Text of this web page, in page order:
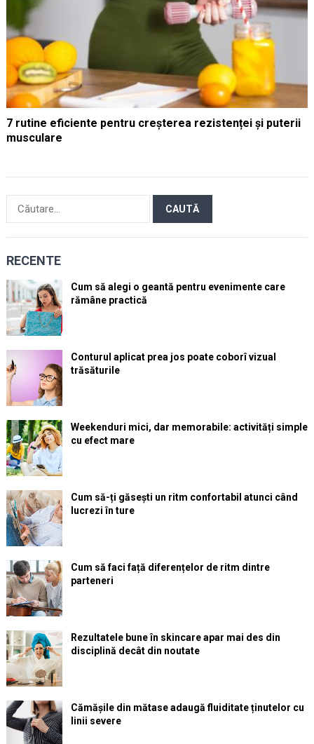
7 rutine eficiente pentru creșterea rezistenței și puterii
musculare
după:
RECENTE
Cum să alegi o geantă pentru evenimente care
rămâne practică
Conturul aplicat prea jos poate coborî vizual
trăsăturile
Weekenduri mici, dar memorabile: activități simple
cu efect mare
Cum să-ți găsești un ritm confortabil atunci când
lucrezi în ture
Cum să faci față diferențelor de ritm dintre
parteneri
Rezultatele bune în skincare apar mai des din
disciplină decât din noutate
Cămășile din mătase adaugă fluiditate ținutelor cu
linii severe